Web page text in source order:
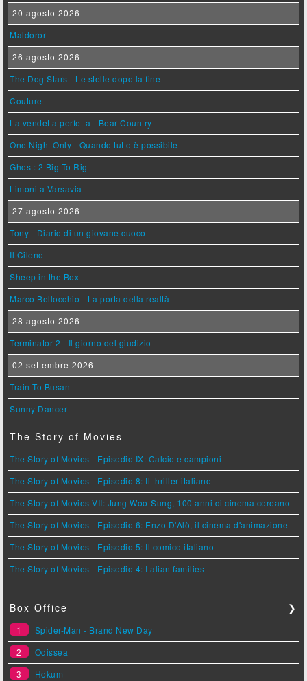
20 agosto 2026
Maldoror
26 agosto 2026
The Dog Stars - Le stelle dopo la fine
Couture
La vendetta perfetta - Bear Country
One Night Only - Quando tutto è possibile
Ghost: 2 Big To Rig
Limoni a Varsavia
27 agosto 2026
Tony - Diario di un giovane cuoco
Il Cileno
Sheep in the Box
Marco Bellocchio - La porta della realtà
28 agosto 2026
Terminator 2 - Il giorno del giudizio
02 settembre 2026
Train To Busan
Sunny Dancer
The Story of Movies
The Story of Movies - Episodio IX: Calcio e campioni
The Story of Movies - Episodio 8: Il thriller italiano
The Story of Movies VII: Jung Woo-Sung, 100 anni di cinema coreano
The Story of Movies - Episodio 6: Enzo D'Alò, il cinema d'animazione
The Story of Movies - Episodio 5: Il comico italiano
The Story of Movies - Episodio 4: Italian families
Box Office ❯
1
Spider-Man - Brand New Day
2
Odissea
3
Hokum